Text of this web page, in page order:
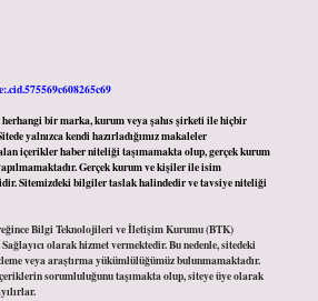
herhangi bir marka, kurum veya şahıs şirketi ile hiçbir
yalnızca kendi hazırladığımız makaleler
içerikler haber niteliği taşımamakta olup, gerçek kurum
Gerçek kurum ve kişiler ile isim
Sitemizdeki bilgiler taslak halindedir ve tavsiye niteliği
Bilgi Teknolojileri ve İletişim Kurumu (BTK)
olarak hizmet vermektedir. Bu nedenle, sitedeki
veya araştırma yükümlülüğümüz bulunmamaktadır.
sorumluluğunu taşımakta olup, siteye üye olarak